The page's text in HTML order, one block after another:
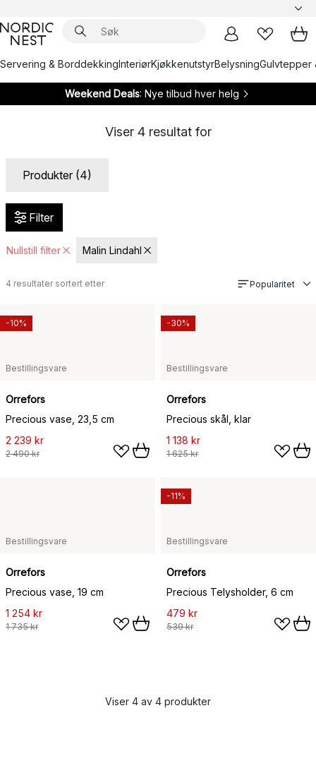
Servering & BorddekkingInteriørKjøkkenutstyrBelysningGulvtepper
Weekend Deals: Nye tilbud hver helg
Viser 4resultat for
Produkter (4)
Filter
Nullstill filter Malin Lindahl
4 resultater sortert etter Popularitet
Bestillingsvare
Orrefors
Precious vase, 23,5 cm
2 239 kr
2 490 kr
-10%
Bestillingsvare
Orrefors
Precious skål, klar
1 138 kr
1 625 kr
-30%
Bestillingsvare
Orrefors
Precious vase, 19 cm
1 254 kr
1 735 kr
Bestillingsvare
Orrefors
Precious Telysholder, 6 cm
479 kr
539 kr
-11%
Viser 4 av 4 produkter